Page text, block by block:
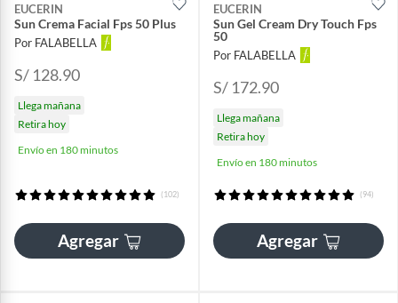
EUCERIN
Sun Crema Facial Fps 50 Plus
Por FALABELLA
S/ 128.90
Llega mañana
Retira hoy
Envío en 180 minutos
(102)
Agregar
EUCERIN
Sun Gel Cream Dry Touch Fps
50
Por FALABELLA
S/ 172.90
Llega mañana
Retira hoy
Envío en 180 minutos
(94)
Agregar